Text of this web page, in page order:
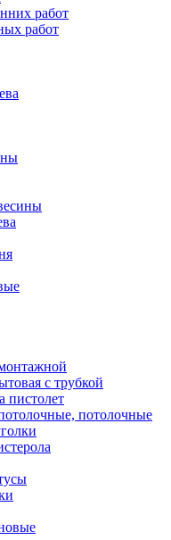
работ
работ
с трубкой
пистолет
потолочные